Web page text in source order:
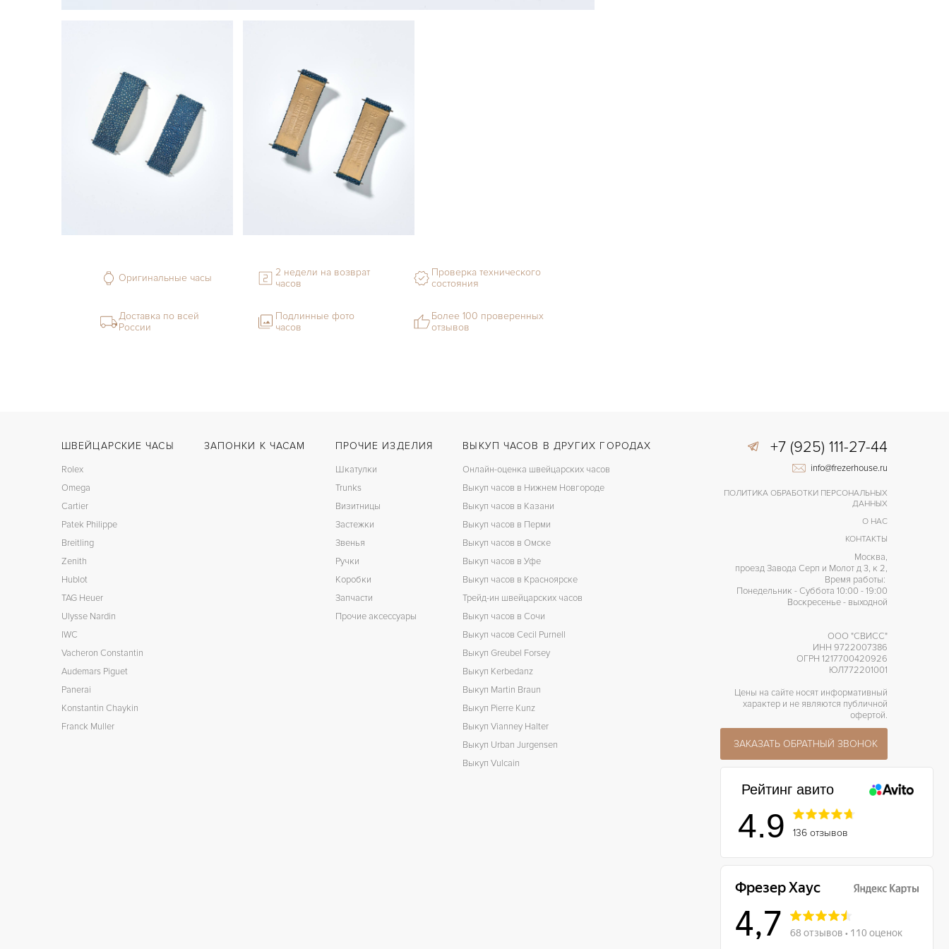
Оригинальные часы
2 недели на возврат
часов
Проверка технического
состояния
Доставка по всей
России
Подлинные фото
часов
Более 100 проверенных
отзывов
ШВЕЙЦАРСКИЕ ЧАСЫ
Rolex
Omega
Cartier
Patek Philippe
Breitling
Zenith
Hublot
TAG Heuer
Ulysse Nardin
IWC
Vacheron Constantin
Audemars Piguet
Panerai
Konstantin Chaykin
Franck Muller
ЗАПОНКИ К ЧАСАМ ПРОЧИЕ ИЗДЕЛИЯ
Шкатулки
Trunks
Визитницы
Застежки
Звенья
Ручки
Коробки
Запчасти
Прочие аксессуары
ВЫКУП ЧАСОВ В ДРУГИХ ГОРОДАХ
Онлайн-оценка швейцарских часов
Выкуп часов в Нижнем Новгороде
Выкуп часов в Казани
Выкуп часов в Перми
Выкуп часов в Омске
Выкуп часов в Уфе
Выкуп часов в Красноярске
Трейд-ин швейцарских часов
Выкуп часов в Сочи
Выкуп часов Cecil Purnell
Выкуп Greubel Forsey
Выкуп Kerbedanz
Выкуп Martin Braun
Выкуп Pierre Kunz
Выкуп Vianney Halter
Выкуп Urban Jurgensen
Выкуп Vulcain
+7 (925) 111-27-44
info@frezerhouse.ru
ПОЛИТИКА ОБРАБОТКИ ПЕРСОНАЛЬНЫХ
ДАННЫХ
О НАС
КОНТАКТЫ
Москва,
проезд Завода Серп и Молот д 3, к 2,
Время работы:
Понедельник - Суббота 10:00 - 19:00
Воскресенье - выходной
ООО "СВИСС"
ИНН 9722007386
ОГРН 1217700420926
ЮЛ772201001
Цены на сайте носят информативный
характер и не являются публичной
офертой.
ЗАКАЗАТЬ ОБРАТНЫЙ ЗВОНОК
Рейтинг авито
4.9 136 отзывов